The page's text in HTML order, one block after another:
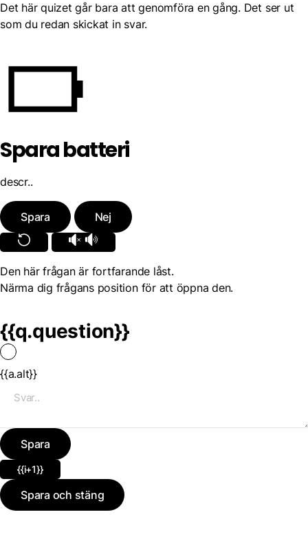
Det här quizet går bara att genomföra en gång. Det ser ut
som du redan skickat in svar.
Spara batteri
descr..
Spara Nej
Den här frågan är fortfarande låst.
Närma dig frågans position för att öppna den.
{{q.question}}
{{a.alt}}
Spara
{{i+1}}
Spara och stäng